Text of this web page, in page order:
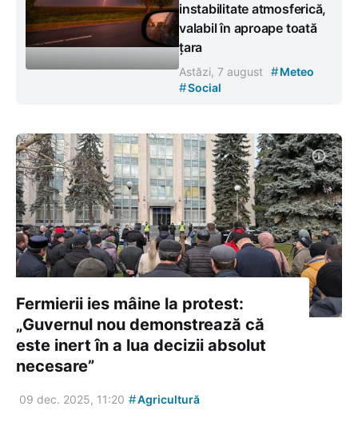
instabilitate atmosferică,
valabil în aproape toată
țara
Astăzi, 7 august #Meteo
#Social
Fermierii ies mâine la protest:
„Guvernul nou demonstrează că
este inert în a lua decizii absolut
necesare”
09 dec. 2025, 11:20 #Agricultură